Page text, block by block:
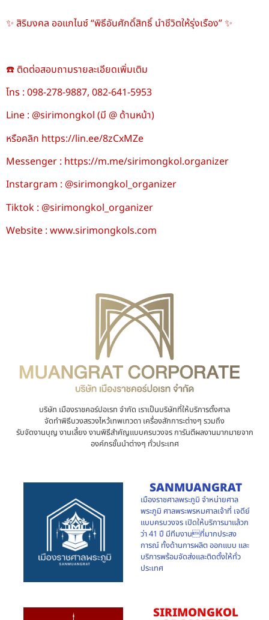
✨ สิริมงคล ออแกไนซ์ “พิธีอันศักดิ์สิทธิ์ นำชีวิตให้รุ่งเรือง” ✨
☎️ ติดต่อสอบถามรายละเอียดเพิ่มเติม
โทร : 098-278-9887, 082-641-5953
Line : @sirimongkol (มี @ ด้านหน้า)
หรือคลิก https://lin.ee/8zCxMZe
Messenger : https://m.me/sirimongkol.organizer
Instargram : @sirimongkol_organizer
Tiktok : @sirimongkol_organizer
Website : www.sirimongkols.com
บริษัท เมืองราชคอร์ปอเรท จำกัด เราเป็นบริษัทที่ให้บริการตั้งศาล
จัดทำพิธีบวงสรวงไหว้เทพเทวดา เครื่องสักการะต่างๆ รวมถึง
รับจัดงานบุญ งานเลี้ยง งานพิธีสำคัญแบบครบวงจร การันตีผลงานมากมายจาก
องค์กรชั้นนำต่างๆ ทั่วประเทศ
SANMUANGRAT
เมืองราชศาลพระภูมิ จำหน่ายศาล
พระภูมิ ศาลพระพรหมศาลเจ้าที่ เจดีย์
แบบครบวงจร เปิดให้บริการมาแล้วก
ว่า 41 ปี มีทีมงานที่มากประสง
การณ์ ทั้งด้านการผลิต ออกแบบ และ
บริการพร้อมจัดส่งและติดตั้งให้ทั่ว
ประเทศ
SIRIMONGKOL